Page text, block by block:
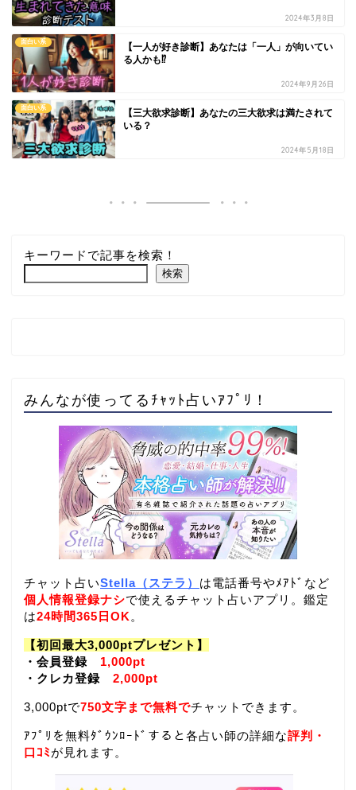
2024年3月8日
面白い系
【一人が好き診断】あなたは「一人」が向いてい
る人かも⁉
2024年9月26日
面白い系
【三大欲求診断】あなたの三大欲求は満たされて
いる？
2024年5月18日
キーワードで記事を検索！
検索
みんなが使ってるﾁｬｯﾄ占いｱﾌﾟﾘ！
チャット占いStella（ステラ） は電話番号やﾒｱﾄﾞなど
個人情報登録ナシで使えるチャット占いアプリ。鑑定
は24時間365日OK 。
【初回最大3,000ptプレゼント】
・会員登録 1,000pt
・クレカ登録 2,000pt
3,000ptで750文字まで無料でチャットできます。
ｱﾌﾟﾘを無料ﾀﾞｳﾝﾛｰﾄﾞすると各占い師の詳細な評判・
口ｺﾐが見れます。